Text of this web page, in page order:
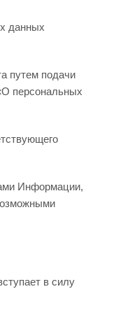
данных
путем подачи
персональных
Информации,
в силу